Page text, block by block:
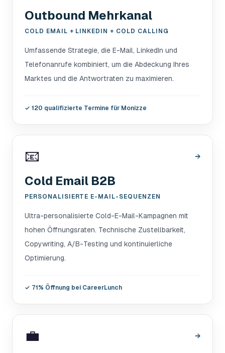
Outbound Mehrkanal
COLD EMAIL + LINKEDIN + COLD CALLING
Umfassende Strategie, die E-Mail, LinkedIn und
Telefonanrufe kombiniert, um die Abdeckung Ihres
Marktes und die Antwortraten zu maximieren.
✓ 120 qualifizierte Termine für Monizze
📧 →
Cold Email B2B
PERSONALISIERTE E-MAIL-SEQUENZEN
Ultra-personalisierte Cold-E-Mail-Kampagnen mit
hohen Öffnungsraten. Technische Zustellbarkeit,
Copywriting, A/B-Testing und kontinuierliche
Optimierung.
✓ 71% Öffnung bei CareerLunch
💼 →